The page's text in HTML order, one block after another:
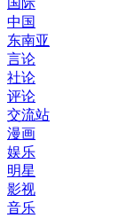
国际
中国
东南亚
言论
社论
评论
交流站
漫画
娱乐
明星
影视
音乐